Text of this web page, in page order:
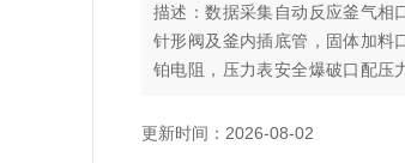
描述：数据采集自动反应釜气相
针形阀及釜内插底管，固体加料
铂电阻，压力表安全爆破口配压
更新时间：2026-08-02